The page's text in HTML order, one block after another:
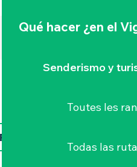
Qué hacer ¿en el
Senderismo y
Toutes les
Todas las